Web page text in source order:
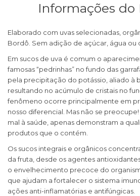
Informações do
Elaborado com uvas selecionadas,
Bordô. Sem adição de açúcar, água ou
Em sucos de uva é comum o
famosas “pedrinhas” no fundo das
pela precipitação do potássio, aliado à
resultando no acúmulo de cristais no
fenômeno ocorre principalmente em
nosso diferencial. Mas não se
mal à saúde, apenas demonstram a
produtos que o contém.
Os sucos integrais e orgânicos
da fruta, desde os agentes
o envelhecimento precoce do
que ajudam a fortalecer o sistema
ações anti-inflamatórias e antifúngicas.